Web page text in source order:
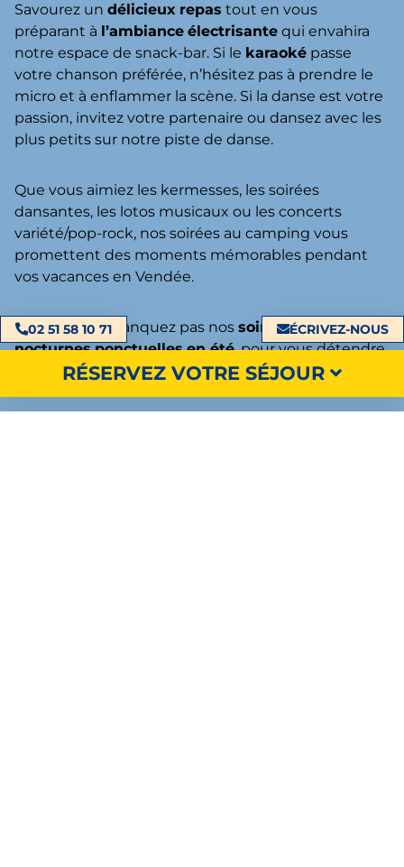
02 51 58 10 71 ÉCRIVEZ-NOUS
RÉSERVEZ VOTRE SÉJOUR
Savourez un délicieux repas tout en vous
préparant à l’ambiance électrisante qui envahira
notre espace de snack-bar. Si le karaoké passe
votre chanson préférée, n’hésitez pas à prendre le
micro et à enflammer la scène. Si la danse est votre
passion, invitez votre partenaire ou dansez avec les
plus petits sur notre piste de danse.
Que vous aimiez les kermesses, les soirées
dansantes, les lotos musicaux ou les concerts
variété/pop-rock, nos soirées au camping vous
promettent des moments mémorables pendant
vos vacances en Vendée.
En outre, ne manquez pas nos soirées piscines
nocturnes ponctuelles en été, pour vous détendre
après le coucher du soleil.